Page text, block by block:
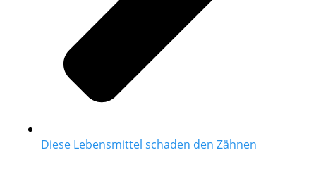
Diese Lebensmittel schaden den Zähnen